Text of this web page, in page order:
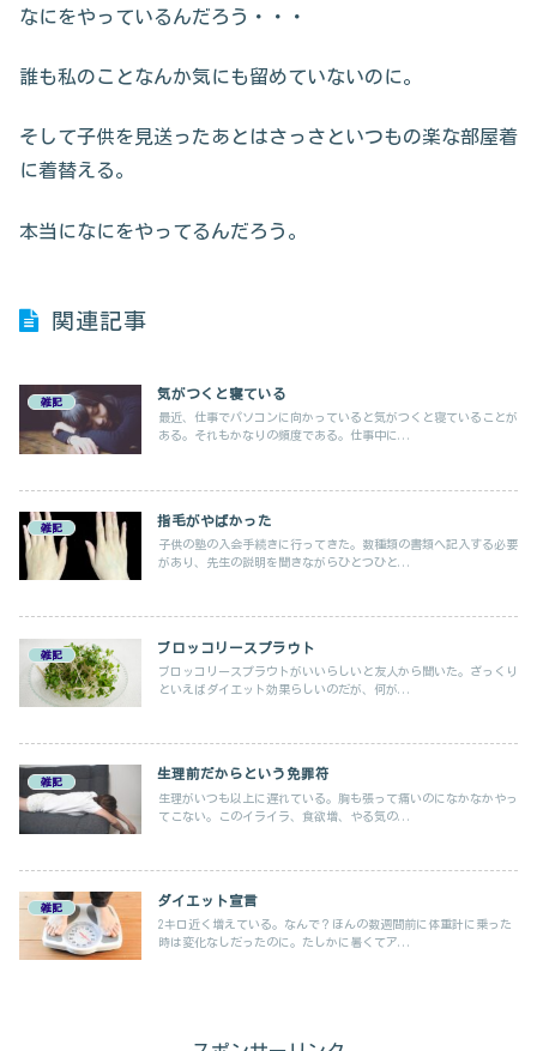
なにをやっているんだろう・・・
誰も私のことなんか気にも留めていないのに。
そして子供を見送ったあとはさっさといつもの楽な部屋着
に着替える。
本当になにをやってるんだろう。
関連記事
雑記
気がつくと寝ている
最近、仕事でパソコンに向かっていると気がつくと寝ていることが
ある。それもかなりの頻度である。仕事中に...
雑記
指毛がやばかった
子供の塾の入会手続きに行ってきた。数種類の書類へ記入する必要
があり、先生の説明を聞きながらひとつひと...
雑記
ブロッコリースプラウト
ブロッコリースプラウトがいいらしいと友人から聞いた。ざっくり
といえばダイエット効果らしいのだが、何が...
雑記
生理前だからという免罪符
生理がいつも以上に遅れている。胸も張って痛いのになかなかやっ
てこない。このイライラ、食欲増、やる気の...
雑記
ダイエット宣言
2キロ近く増えている。なんで？ほんの数週間前に体重計に乗った
時は変化なしだったのに。たしかに暑くてア...